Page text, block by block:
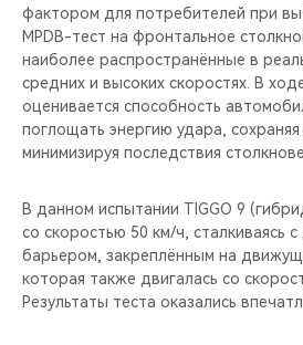
фактором для потребителей при
MPDB-тест на фронтальное
наиболее распространённые в
средних и высоких скоростях. В
оценивается способность
поглощать энергию удара,
минимизируя последствия
В данном испытании TIGGO 9
со скоростью 50 км/ч, сталкиваясь
барьером, закреплённым на
которая также двигалась со
Результаты теста оказались